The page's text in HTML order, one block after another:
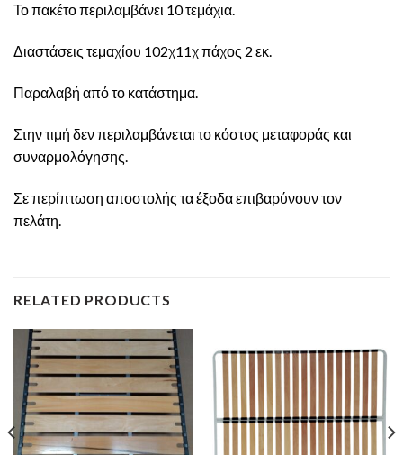
Το πακέτο περιλαμβάνει 10 τεμάχια.
Διαστάσεις τεμαχίου 102χ11χ πάχος 2 εκ.
Παραλαβή από το κατάστημα.
Στην τιμή δεν περιλαμβάνεται το κόστος μεταφοράς και
συναρμολόγησης.
Σε περίπτωση αποστολής τα έξοδα επιβαρύνουν τον
πελάτη.
RELATED PRODUCTS